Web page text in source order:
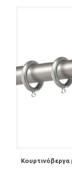
Κουρτινόβεργα